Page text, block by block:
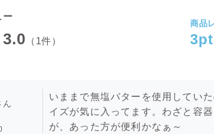
ー
3.0 （1件）
商品
3pt
いままで無塩バターを使用してい
イズが気に入ってます。わざと容
が、あった方が便利かなぁ～